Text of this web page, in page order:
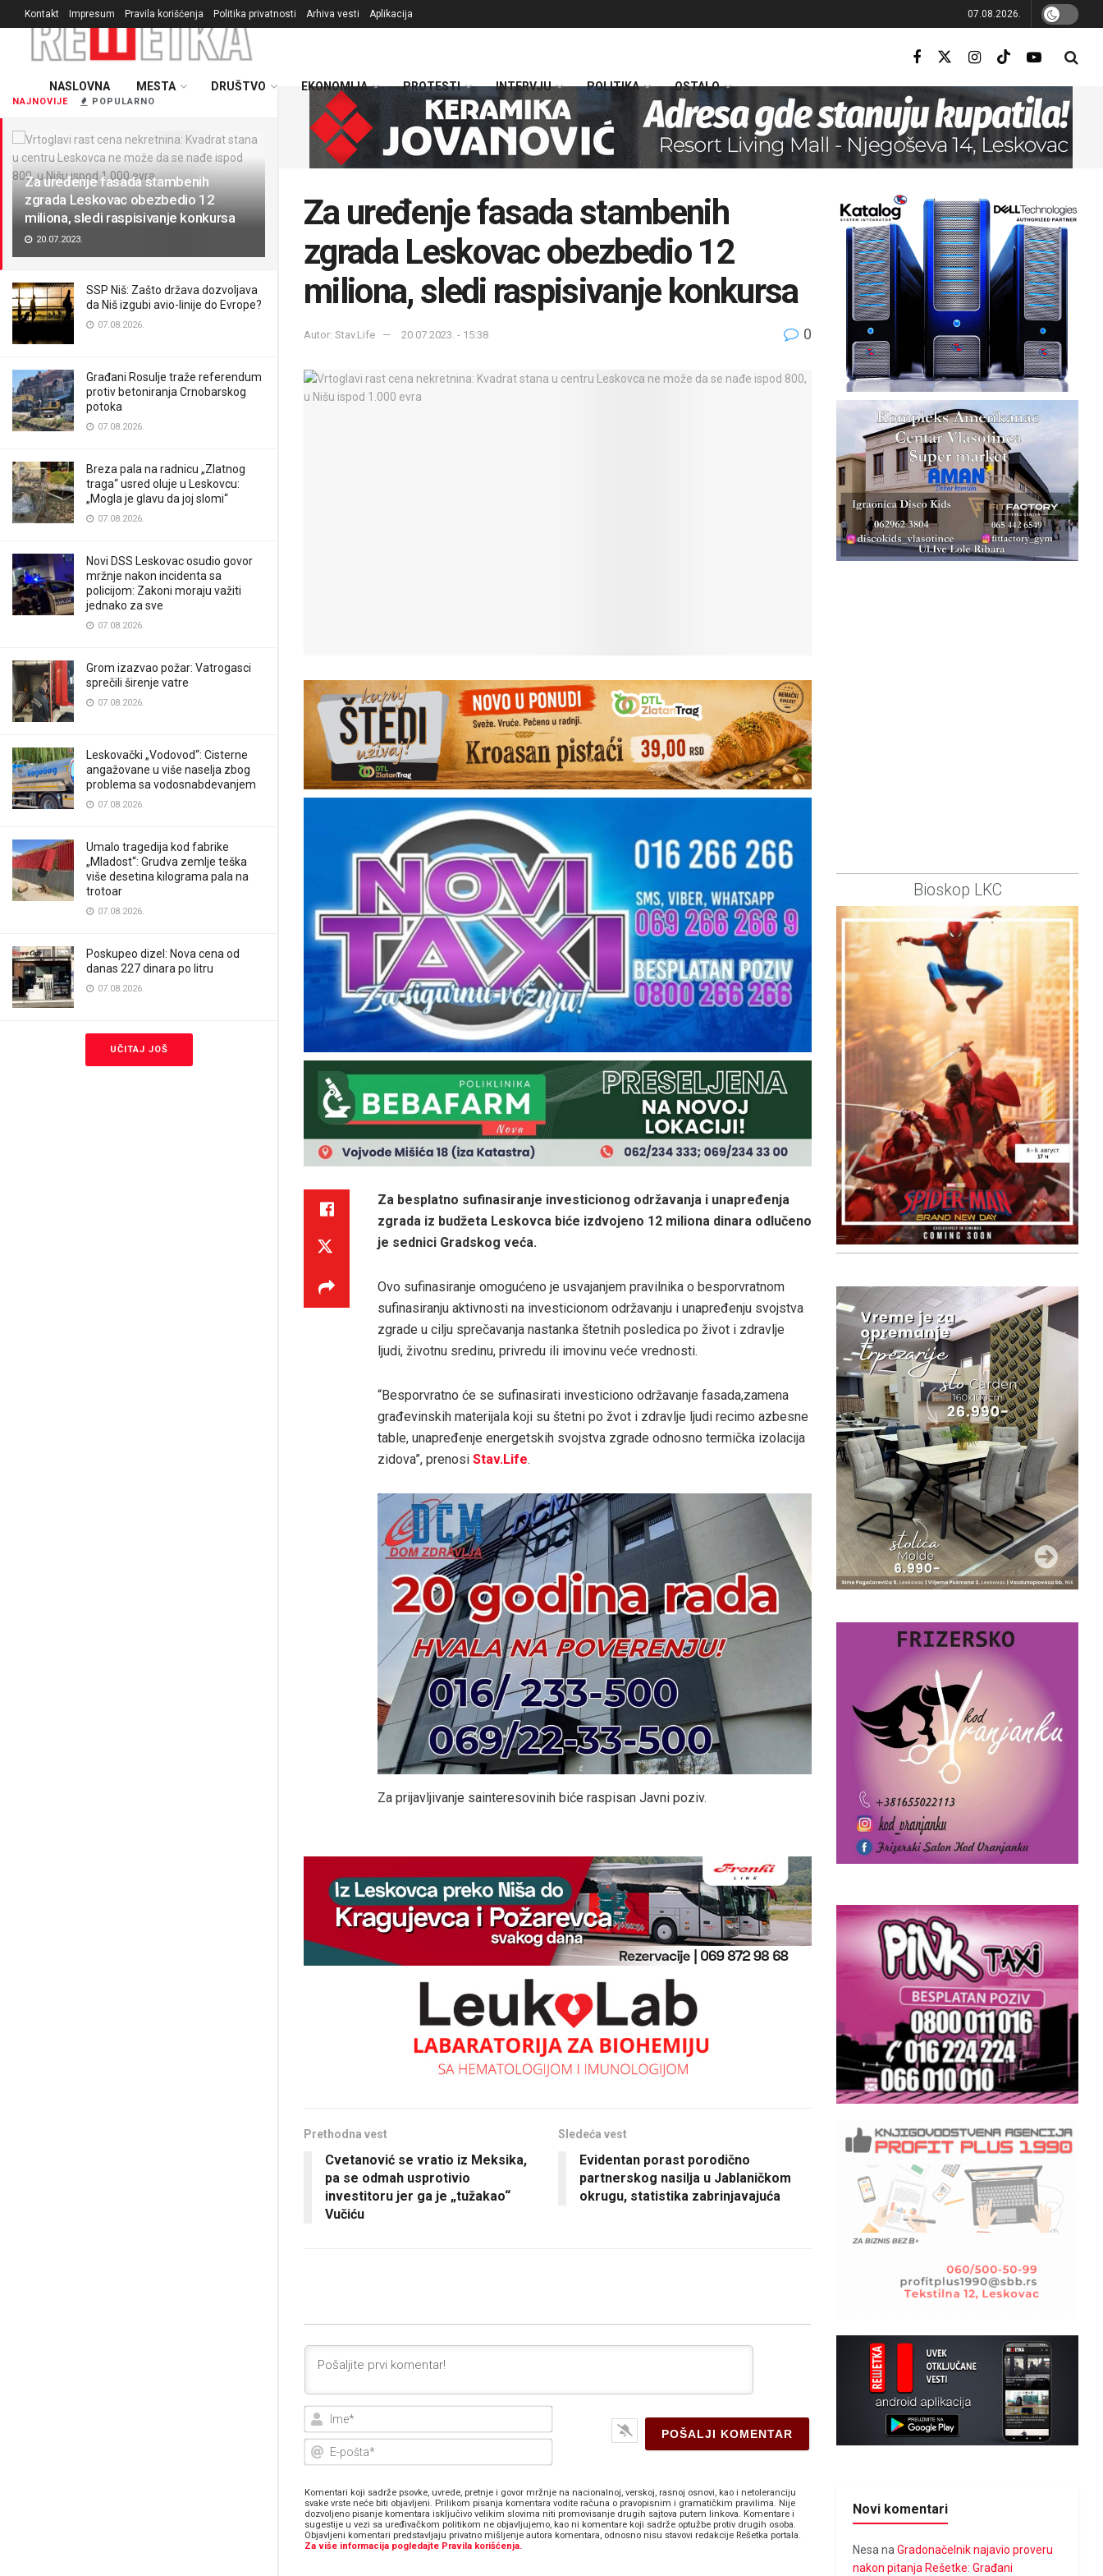
NAJNOVIJE POPULARNO
Za uređenje fasada stambenih
zgrada Leskovac obezbedio 12
miliona, sledi raspisivanje konkursa
20.07.2023.
SSP Niš: Zašto država dozvoljava
da Niš izgubi avio-linije do Evrope?
07.08.2026.
Građani Rosulje traže referendum
protiv betoniranja Crnobarskog
potoka
07.08.2026.
Breza pala na radnicu „Zlatnog
traga“ usred oluje u Leskovcu:
„Mogla je glavu da joj slomi“
07.08.2026.
Novi DSS Leskovac osudio govor
mržnje nakon incidenta sa
policijom: Zakoni moraju važiti
jednako za sve
07.08.2026.
Grom izazvao požar: Vatrogasci
sprečili širenje vatre
07.08.2026.
Leskovački „Vodovod“: Cisterne
angažovane u više naselja zbog
problema sa vodosnabdevanjem
07.08.2026.
Umalo tragedija kod fabrike
„Mladost“: Grudva zemlje teška
više desetina kilograma pala na
trotoar
07.08.2026.
Poskupeo dizel: Nova cena od
danas 227 dinara po litru
07.08.2026.
UČITAJ JOŠ
Kontakt Impresum Pravila korišćenja Politika privatnosti Arhiva vesti Aplikacija 07.08.2026.
NASLOVNA MESTA DRUŠTVO EKONOMIJA PROTESTI INTERVJU POLITIKA OSTALO
Za uređenje fasada stambenih
zgrada Leskovac obezbedio 12
miliona, sledi raspisivanje konkursa
Autor: Stav.Life 20.07.2023. - 15:38 0
Za besplatno sufinasiranje investicionog održavanja i unapređenja
zgrada iz budžeta Leskovca biće izdvojeno 12 miliona dinara odlučeno
je sednici Gradskog veća.
Ovo sufinasiranje omogućeno je usvajanjem pravilnika o besporvratnom
sufinasiranju aktivnosti na investicionom održavanju i unapređenju svojstva
zgrade u cilju sprečavanja nastanka štetnih posledica po život i zdravlje
ljudi, životnu sredinu, privredu ili imovinu veće vrednosti.
“Besporvratno će se sufinasirati investiciono održavanje fasada,zamena
građevinskih materijala koji su štetni po žvot i zdravlje ljudi recimo azbesne
table, unapređenje energetskih svojstva zgrade odnosno termička izolacija
zidova”, prenosi Stav.Life.
Za prijavljivanje sainteresovinih biće raspisan Javni poziv.
Prethodna vest
Cvetanović se vratio iz Meksika,
pa se odmah usprotivio
investitoru jer ga je „tužakao“
Vučiću
Sledeća vest
Evidentan porast porodično
partnerskog nasilja u Jablaničkom
okrugu, statistika zabrinjavajuća
Ime*
E-
Komentari koji sadrže psovke, uvrede, pretnje i govor mržnje na nacionalnoj, verskoj, rasnoj osnovi, kao i netoleranciju
svake vrste neće biti objavljeni. Prilikom pisanja komentara vodite računa o pravopisnim i gramatičkim pravilima. Nije
dozvoljeno pisanje komentara isključivo velikim slovima niti promovisanje drugih sajtova putem linkova. Komentare i
sugestije u vezi sa uređivačkom politikom ne objavljujemo, kao ni komentare koji sadrže optužbe protiv drugih osoba.
Objavljeni komentari predstavljaju privatno mišljenje autora komentara, odnosno nisu stavovi redakcije Rešetka portala.
Za više informacija pogledajte Pravila korišćenja.
Bioskop LKC
Novi komentari
Nesa naGradonačelnik najavio proveru
nakon pitanja Rešetke: Građani